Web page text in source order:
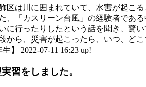
区は川に囲まれていて、水害が起こる
、「カスリーン台風」の経験者であ
に行ったりしたという話を聞き、驚い
から、災害が起こったら、いつ、どこ
生】 2022-07-11 16:23 up!
習をしました。